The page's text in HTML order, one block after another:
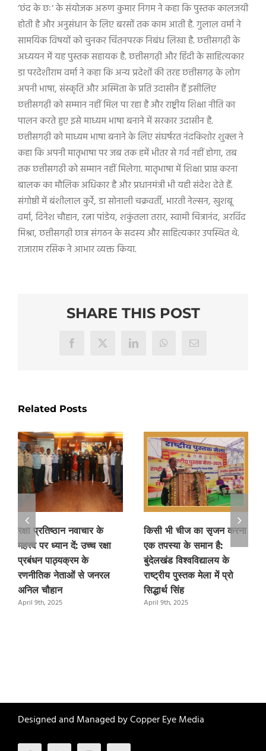
‘छंद के छः‘के संयोजक अरुण कुमार निगम ने कहा कि पुस्तक कालजयी
होती है और अनुसंधान के लिए बरसों तक काम आती है. गुलाल वर्मा ने
सामयिक विषयों को चुनकर चिंतनपरक निबंध लिखा है. छत्तीसगढ़ी के
अध्ययन में यह पुस्तक सहायक है. छत्तीसगढ़ी और हिंदी के साहित्यकार
डा परदेशीराम वर्मा ने कहा कि अन्य प्रदेशों की तरह छत्तीसगढ़ के लोग
अपनी भाषा,संस्कृति और अस्मिता के प्रति उदासीन हैं इसीलिए
छत्तीसगढ़ी को सम्मान नहीं मिल पा रहा है और राष्ट्रीय शिक्षा नीति का
पालन करते हुए इसे माध्यम भाषा बनाने में सरकार उदासीन है.
छत्तीसगढ़ी को माध्यम भाषा बनाने के लिए संघर्षरत नंदकिशोर शुक्ल ने
कहा कि अपनी मातृभाषा पर जब तक हमें भीतर से गर्व नहीं होगा,तब
तक छत्तीसगढ़ी को सम्मान नहीं मिलेगा. मातृभाषा में शिक्षा प्राप्त करना
बालक का मौलिक अधिकार है और प्रधानमंत्री भी यही संदेश देते हैं.
संगोष्ठी में बंशीलाल कुर्रे,डा सोनाली चक्रवर्ती,भारती नेल्सन,खुशबू
वर्मा,दिनेश चौहान,रत्ना पांडेय,शकुंतला तरार,स्वामी चित्रानंद,अरविंद
मिश्रा,छत्तीसगढ़ी छात्र संगठन के सदस्य और साहित्यकार उपस्थित थे.
राजाराम रसिक ने आभार व्यक्त किया.
SHARE THIS POST
Facebook
X LinkedInWhatsAppEmail
Related Posts
रक्षा प्रतिष्ठान नवाचार के
महत्त्व पर ध्यान दें: उच्च रक्षा
प्रबंधन पाठ्यक्रम के
रणनीतिक नेताओं से जनरल
अनिल चौहान
April 9th, 2025
किसी भी चीज का सृजन करना
एक तपस्या के समान है:
बुंदेलखंड विश्वविद्यालय के
राष्ट्रीय पुस्तक मेला में प्रो
सिद्धार्थ सिंह
April 9th, 2025
Designed and Managed byCopper Eye Media